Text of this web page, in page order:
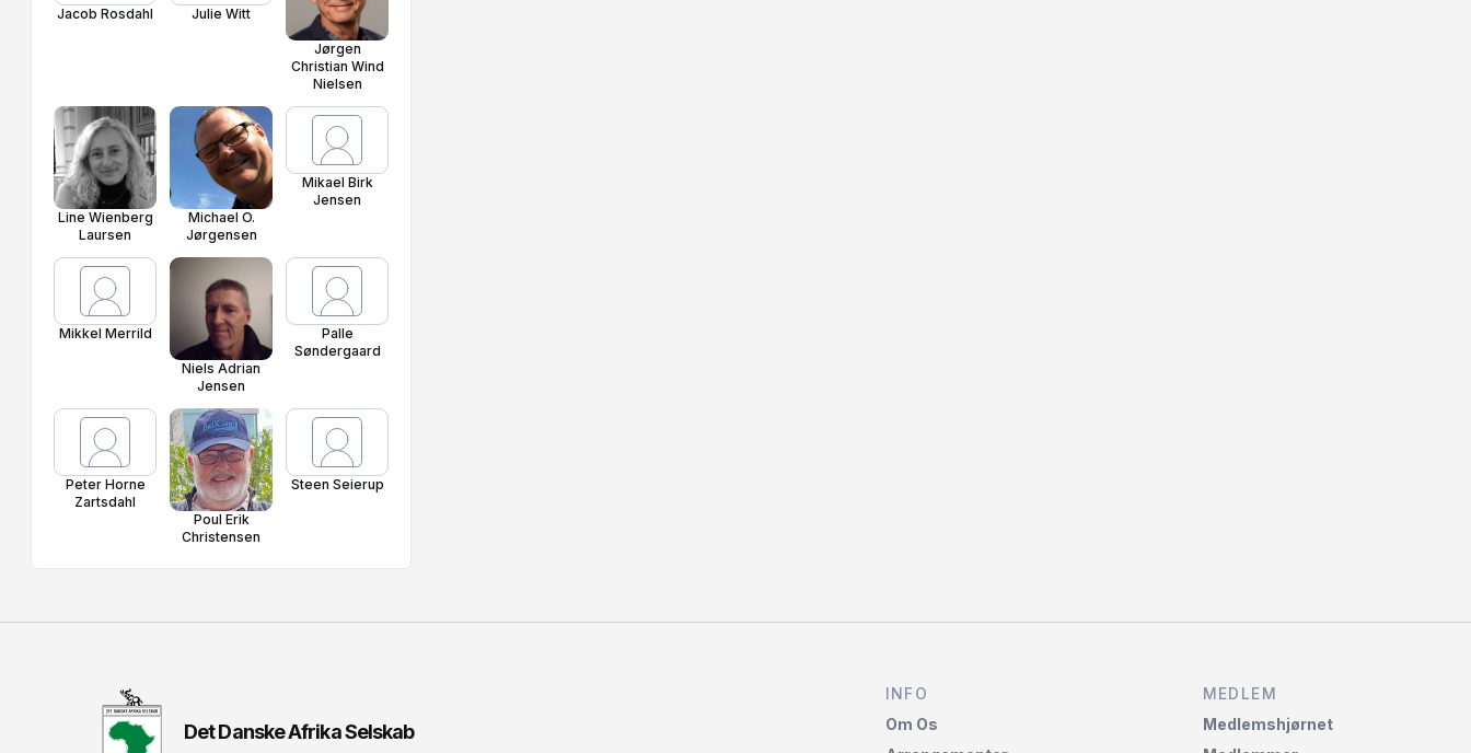
Jacob Rosdahl Julie Witt
Jørgen
Christian Wind
Nielsen
Line Wienberg
Laursen
Michael O.
Jørgensen
Mikael Birk
Jensen
Mikkel Merrild
Niels Adrian
Jensen
Palle
Søndergaard
Peter Horne
Zartsdahl
Poul Erik
Christensen
Steen Seierup
Det Danske Afrika Selskab
INFO
Om Os
MEDLEM
Medlemshjørnet‌